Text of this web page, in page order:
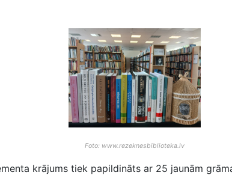
Foto: www.rezeknesbiblioteka.lv
krājums tiek papildināts ar 25 jaunām